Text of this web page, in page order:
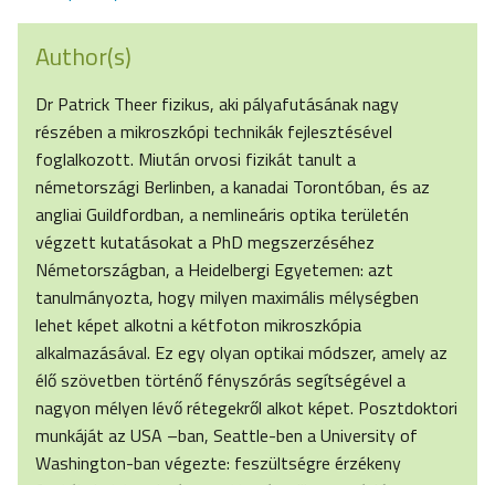
Author(s)
Dr Patrick Theer fizikus, aki pályafutásának nagy
részében a mikroszkópi technikák fejlesztésével
foglalkozott. Miután orvosi fizikát tanult a
németországi Berlinben, a kanadai Torontóban, és az
angliai Guildfordban, a nemlineáris optika területén
végzett kutatásokat a PhD megszerzéséhez
Németországban, a Heidelbergi Egyetemen: azt
tanulmányozta, hogy milyen maximális mélységben
lehet képet alkotni a kétfoton mikroszkópia
alkalmazásával. Ez egy olyan optikai módszer, amely az
élő szövetben történő fényszórás segítségével a
nagyon mélyen lévő rétegekről alkot képet. Posztdoktori
munkáját az USA –ban, Seattle-ben a University of
Washington-ban végezte: feszültségre érzékeny